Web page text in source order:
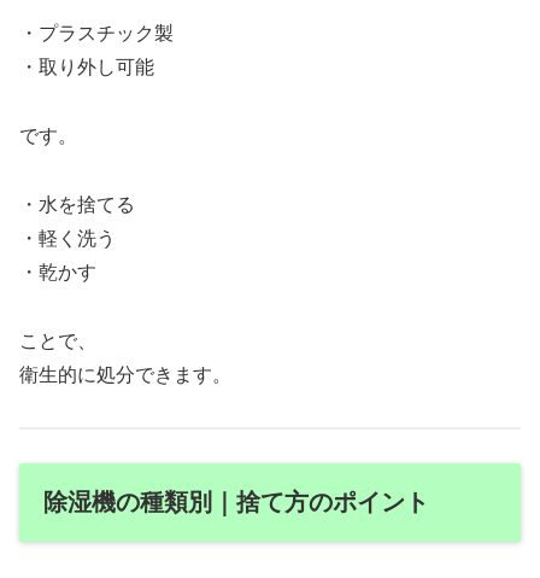
・プラスチック製
・取り外し可能
です。
・水を捨てる
・軽く洗う
・乾かす
ことで、
衛生的に処分できます。
除湿機の種類別｜捨て方のポイント